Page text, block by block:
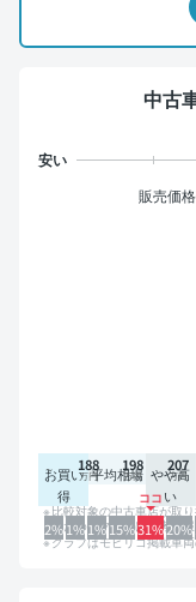
中古
販売価
お買い
得
平均相場 やや高
い
2%1%1%15%31%20%
188 198 207
比較対象の中古車店が取
るため、グラフは参考情
グラフはモビリコ掲載車